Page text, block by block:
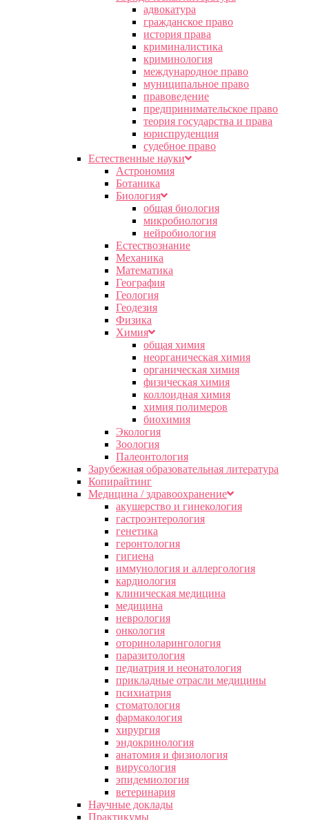
адвокатура
гражданское право
история права
криминалистика
криминология
международное право
муниципальное право
правоведение
предпринимательское право
теория государства и права
юриспруденция
судебное право
Естественные науки
Астрономия
Ботаника
Биология
общая биология
микробиология
нейробиология
Естествознание
Механика
Математика
География
Геология
Геодезия
Физика
Химия
общая химия
неорганическая химия
органическая химия
физическая химия
коллоидная химия
химия полимеров
биохимия
Экология
Зоология
Палеонтология
Зарубежная образовательная литература
Копирайтинг
Медицина / здравоохранение
акушерство и гинекология
гастроэнтерология
генетика
геронтология
гигиена
иммунология и аллергология
кардиология
клиническая медицина
медицина
неврология
онкология
оториноларингология
паразитология
педиатрия и неонатология
прикладные отрасли медицины
психиатрия
стоматология
фармакология
хирургия
эндокринология
анатомия и физиология
вирусология
эпидемиология
ветеринария
Научные доклады
Практикумы